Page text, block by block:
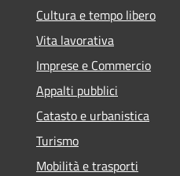
Cultura e tempo libero
Vita lavorativa
Imprese e Commercio
Appalti pubblici
Catasto e urbanistica
Turismo
Mobilità e trasporti